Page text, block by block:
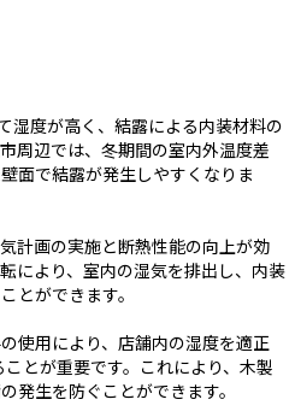
湿度が高く、結露による内装材料の
周辺では、冬期間の室内外温度差
面で結露が発生しやすくなりま
計画の実施と断熱性能の向上が効
により、室内の湿気を排出し、内装
とができます。
使用により、店舗内の湿度を適正
とが重要です。これにより、木製
発生を防ぐことができます。